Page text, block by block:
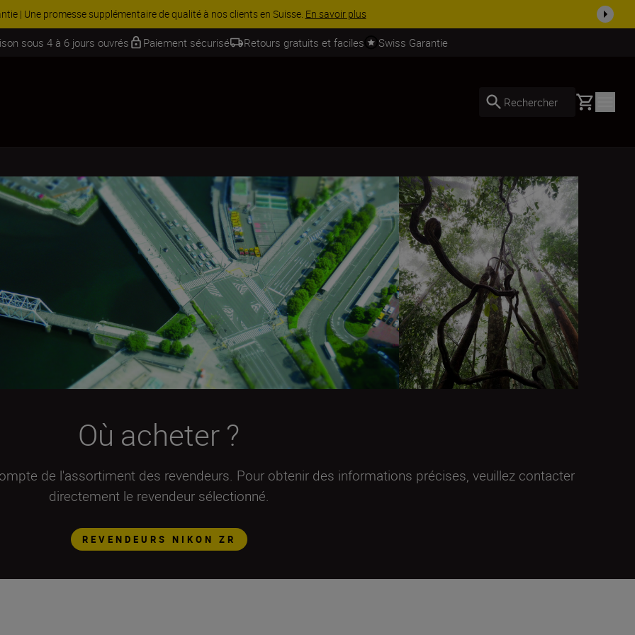
| Économisez 15 % sur une sélection d’accessoires, complétez votre kit dès ...Acheter maintenant
sous 4 à 6 jours ouvrés Paiement sécurisé Retours gratuits et faciles Swiss Garantie
Rechercher Basket
Où acheter ?
de l'assortiment des revendeurs. Pour obtenir des informations précises, veuillez contacter
directement le revendeur sélectionné.
REVENDEURS NIKON ZR